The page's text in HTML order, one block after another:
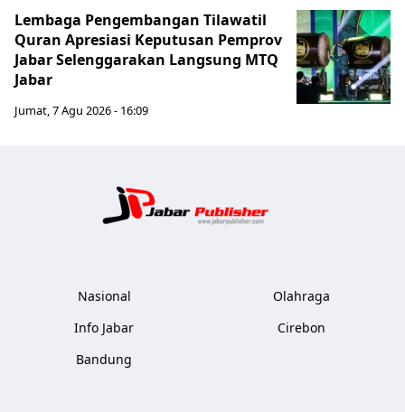
Lembaga Pengembangan Tilawatil
Quran Apresiasi Keputusan Pemprov
Jabar Selenggarakan Langsung MTQ
Jabar
Jumat, 7 Agu 2026 - 16:09
Nasional
Info Jabar
Bandung
Olahraga
Cirebon